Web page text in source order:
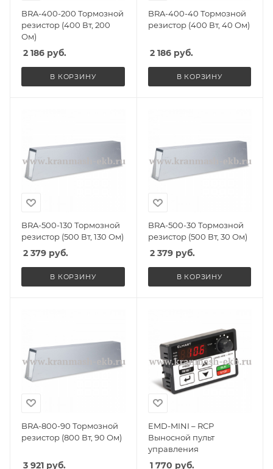
BRA-400-200 Тормозной
резистор (400 Вт, 200
Ом)
2 186 руб.
В КОРЗИНУ
BRA-400-40 Тормозной
резистор (400 Вт, 40 Ом)
2 186руб.
В КОРЗИНУ
BRA-500-130 Тормозной
резистор (500 Вт, 130 Ом)
2 379 руб.
В КОРЗИНУ
BRA-500-30 Тормозной
резистор (500 Вт, 30 Ом)
2 379руб.
В КОРЗИНУ
BRA-800-90 Тормозной
резистор (800 Вт, 90 Ом)
3 921 руб.
EMD-MINI – RCP
Выносной пульт
управления
1 770 руб.